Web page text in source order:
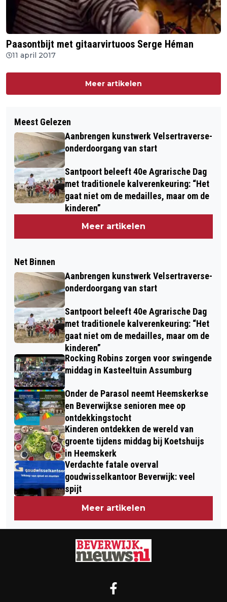
Paasontbijt met gitaarvirtuoos Serge Héman
11 april 2017
Meer artikelen
Meest Gelezen
Aanbrengen kunstwerk Velsertraverse-
onderdoorgang van start
Santpoort beleeft 40e Agrarische Dag
met traditionele kalverenkeuring: “Het
gaat niet om de medailles, maar om de
kinderen”
Meer artikelen
Net Binnen
Aanbrengen kunstwerk Velsertraverse-
onderdoorgang van start
Santpoort beleeft 40e Agrarische Dag
met traditionele kalverenkeuring: “Het
gaat niet om de medailles, maar om de
kinderen”
Rocking Robins zorgen voor swingende
middag in Kasteeltuin Assumburg
Onder de Parasol neemt Heemskerkse
en Beverwijkse senioren mee op
ontdekkingstocht
Kinderen ontdekken de wereld van
groente tijdens middag bij Koetshuijs
in Heemskerk
Verdachte fatale overval
goudwisselkantoor Beverwijk: veel
spijt
Meer artikelen